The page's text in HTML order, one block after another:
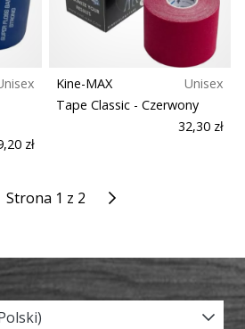
zł
Kine-MAX
Unisex
Tape Classic - Czerwony
32,30 zł
Strona 1 z 2 Kolejny